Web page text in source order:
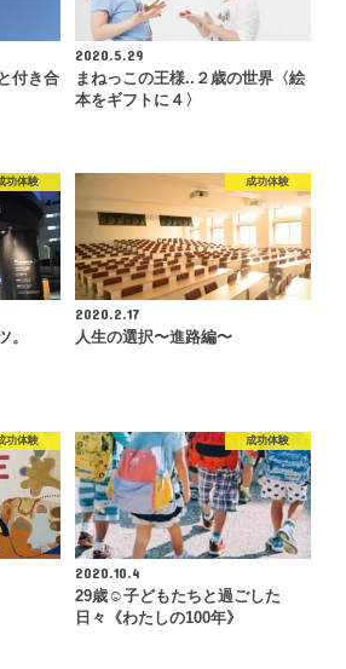
付き合
2020.5.29
まねっこの王様..２歳の世界〈絵
本をギフトに４〉
功体験
。
成功体験
2020.2.17
人生の選択〜進路編〜
功体験 成功体験
2020.10.4
29歳☺︎子どもたちと過ごした
日々《わたしの100年》